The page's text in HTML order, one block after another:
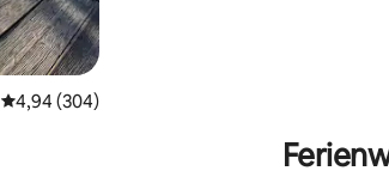
Durchschnittliche Bewertung: 4,94 von 5, 304
4,94 (304)